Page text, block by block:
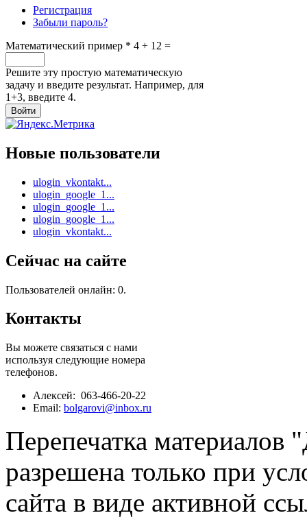
Регистрация
Забыли пароль?
Математический пример * 4 + 12 =
Решите эту простую математическую
задачу и введите результат. Например, для
1+3, введите 4.
Новые пользователи
ulogin_vkontakt...
ulogin_google_1...
ulogin_google_1...
ulogin_google_1...
ulogin_vkontakt...
Сейчас на сайте
Пользователей онлайн: 0.
Контакты
Вы можете связаться с нами
используя следующие номера
телефонов.
Алексей: 063-466-20-22
Email: bolgarovi@inbox.ru
Перепечатка материалов
разрешена только при
сайта в виде активной